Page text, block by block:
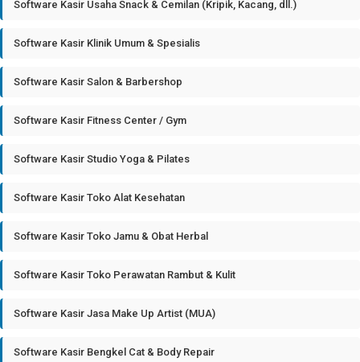
Software Kasir Usaha Snack & Cemilan (Kripik, Kacang, dll.)
Software Kasir Klinik Umum & Spesialis
Software Kasir Salon & Barbershop
Software Kasir Fitness Center / Gym
Software Kasir Studio Yoga & Pilates
Software Kasir Toko Alat Kesehatan
Software Kasir Toko Jamu & Obat Herbal
Software Kasir Toko Perawatan Rambut & Kulit
Software Kasir Jasa Make Up Artist (MUA)
Software Kasir Bengkel Cat & Body Repair